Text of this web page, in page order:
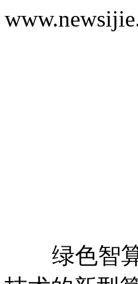
绿色智算